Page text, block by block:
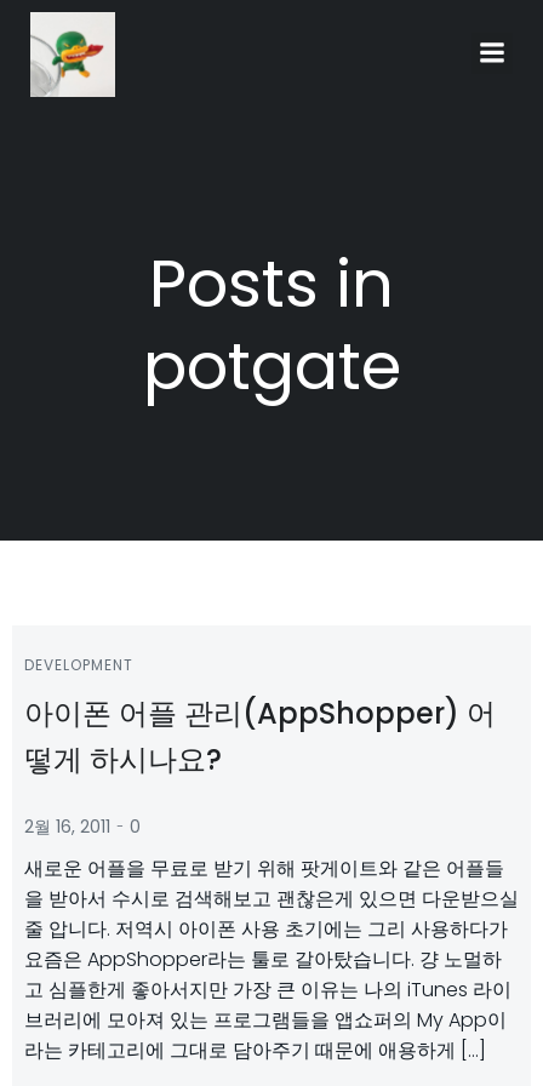
Posts in
potgate
DEVELOPMENT
아이폰 어플 관리(AppShopper) 어
떻게 하시나요?
2월 16, 2011 - 0
새로운 어플을 무료로 받기 위해 팟게이트와 같은 어플들
을 받아서 수시로 검색해보고 괜찮은게 있으면 다운받으실
줄 압니다. 저역시 아이폰 사용 초기에는 그리 사용하다가
요즘은 AppShopper라는 툴로 갈아탔습니다. 걍 노멀하
고 심플한게 좋아서지만 가장 큰 이유는 나의 iTunes 라이
브러리에 모아져 있는 프로그램들을 앱쇼퍼의 My App이
라는 카테고리에 그대로 담아주기 때문에 애용하게 […]